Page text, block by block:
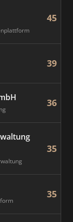
45
39
36
35
35